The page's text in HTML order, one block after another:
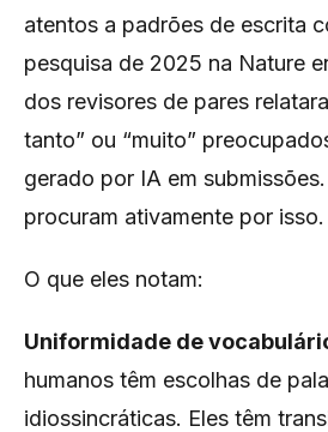
atentos a padrões de escrita
pesquisa de 2025 na Nature
dos revisores de pares
tanto” ou “muito”
gerado por IA em
procuram ativamente por isso.
O que eles notam:
Uniformidade de
humanos têm escolhas de
idiossincráticas. Eles têm